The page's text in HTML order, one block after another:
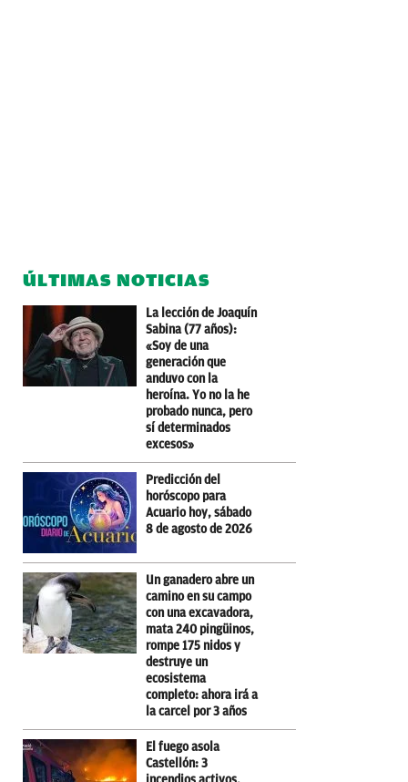
ÚLTIMAS NOTICIAS
La lección de Joaquín
Sabina (77 años):
«Soy de una
generación que
anduvo con la
heroína. Yo no la he
probado nunca, pero
sí determinados
excesos»
Predicción del
horóscopo para
Acuario hoy, sábado
8 de agosto de 2026
Un ganadero abre un
camino en su campo
con una excavadora,
mata 240 pingüinos,
rompe 175 nidos y
destruye un
ecosistema
completo: ahora irá a
la carcel por 3 años
El fuego asola
Castellón: 3